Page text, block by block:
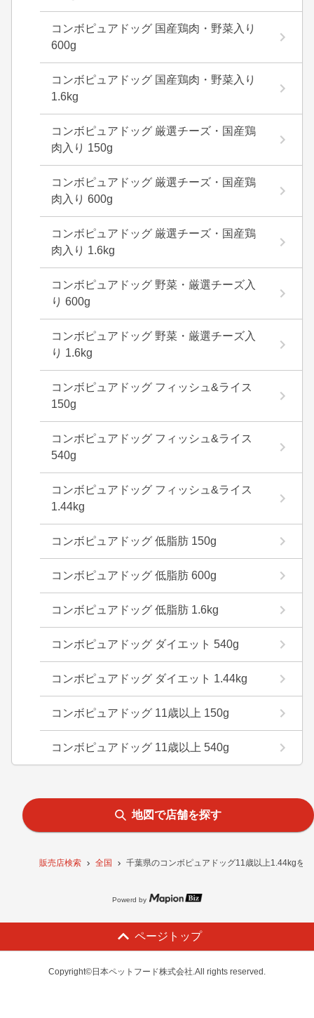
販売店検索 全国 千葉県のコンボピュアドッグ11歳以上1.44kgを
コンボピュアドッグ 国産鶏肉・野菜入り
600g
コンボピュアドッグ 国産鶏肉・野菜入り
1.6kg
コンボピュアドッグ 厳選チーズ・国産鶏
肉入り 150g
コンボピュアドッグ 厳選チーズ・国産鶏
肉入り 600g
コンボピュアドッグ 厳選チーズ・国産鶏
肉入り 1.6kg
コンボピュアドッグ 野菜・厳選チーズ入
り 600g
コンボピュアドッグ 野菜・厳選チーズ入
り 1.6kg
コンボピュアドッグ フィッシュ&ライス
150g
コンボピュアドッグ フィッシュ&ライス
540g
コンボピュアドッグ フィッシュ&ライス
1.44kg
コンボピュアドッグ 低脂肪 150g
コンボピュアドッグ 低脂肪 600g
コンボピュアドッグ 低脂肪 1.6kg
コンボピュアドッグ ダイエット 540g
コンボピュアドッグ ダイエット 1.44kg
コンボピュアドッグ 11歳以上 150g
コンボピュアドッグ 11歳以上 540g
地図で店舗を探す
Powerd by
ページトップ
Copyright©日本ペットフード株式会社.All rights reserved.